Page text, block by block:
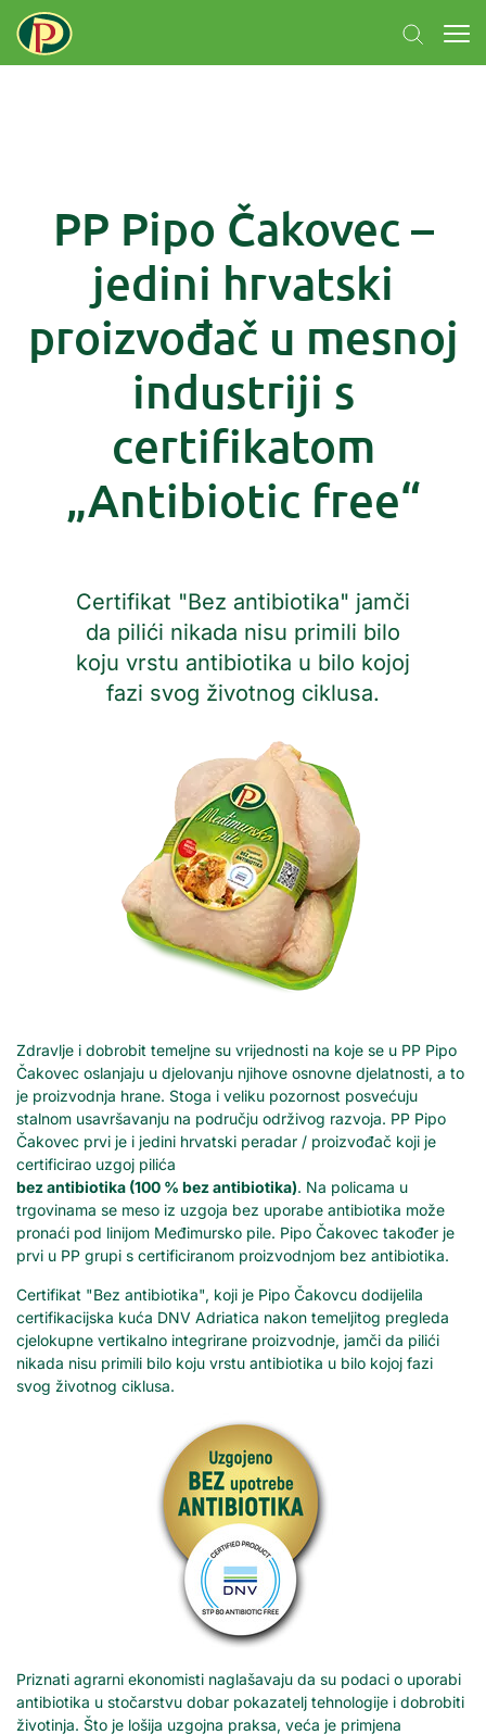
PP Pipo Čakovec –
jedini hrvatski
proizvođač u mesnoj
industriji s
certifikatom
„Antibiotic free“
Certifikat "Bez antibiotika" jamči
da pilići nikada nisu primili bilo
koju vrstu antibiotika u bilo kojoj
fazi svog životnog ciklusa.
Zdravlje i dobrobit temeljne su vrijednosti na koje se u PP Pipo
Čakovec oslanjaju u djelovanju njihove osnovne djelatnosti, a to
je proizvodnja hrane. Stoga i veliku pozornost posvećuju
stalnom usavršavanju na području održivog razvoja. PP Pipo
Čakovec prvi je i jedini hrvatski peradar / proizvođač koji je
certificirao uzgoj pilića
bez antibiotika (100 % bez antibiotika). Na policama u
trgovinama se meso iz uzgoja bez uporabe antibiotika može
pronaći pod linijom Međimursko pile. Pipo Čakovec također je
prvi u PP grupi s certificiranom proizvodnjom bez antibiotika.
Certifikat "Bez antibiotika", koji je Pipo Čakovcu dodijelila
certifikacijska kuća DNV Adriatica nakon temeljitog pregleda
cjelokupne vertikalno integrirane proizvodnje, jamči da pilići
nikada nisu primili bilo koju vrstu antibiotika u bilo kojoj fazi
svog životnog ciklusa.
Priznati agrarni ekonomisti naglašavaju da su podaci o uporabi
antibiotika u stočarstvu dobar pokazatelj tehnologije i dobrobiti
životinja. Što je lošija uzgojna praksa, veća je primjena